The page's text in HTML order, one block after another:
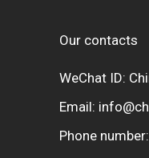
Our contacts
WeChat ID:
Email:
Phone number: